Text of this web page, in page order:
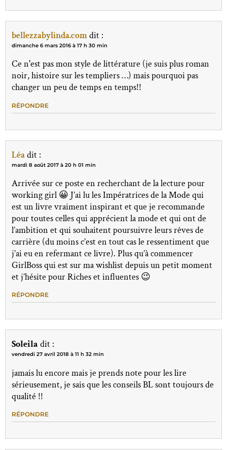
bellezzabylinda.comdit :
dimanche 6 mars 2016 à 17 h 30 min
Ce n'est pas mon style de littérature (je suis plus roman
noir, histoire sur les templiers …) mais pourquoi pas
changer un peu de temps en temps!!
RÉPONDRE
Léadit :
mardi 8 août 2017 à 20 h 01 min
Arrivée sur ce poste en recherchant de la lecture pour
working girl 😀 J’ai lu les Impératrices de la Mode qui
est un livre vraiment inspirant et que je recommande
pour toutes celles qui apprécient la mode et qui ont de
l’ambition et qui souhaitent poursuivre leurs rêves de
carrière (du moins c’est en tout cas le ressentiment que
j’ai eu en refermant ce livre). Plus qu’à commencer
GirlBoss qui est sur ma wishlist depuis un petit moment
et j’hésite pour Riches et influentes 😉
RÉPONDRE
Soleila dit :
vendredi 27 avril 2018 à 11 h 32 min
jamais lu encore mais je prends note pour les lire
sérieusement, je sais que les conseils BL sont toujours de
qualité !!
RÉPONDRE